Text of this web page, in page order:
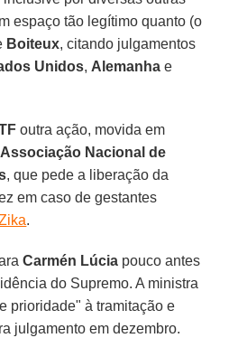
espaço tão legítimo quanto (o
Boiteux, citando julgamentos
Unidos, Alemanha e
outra ação, movida em
Associação Nacional de
, que pede a liberação da
em caso de gestantes
.
Carmén Lúcia pouco antes
do Supremo. A ministra
prioridade" à tramitação e
julgamento em dezembro.